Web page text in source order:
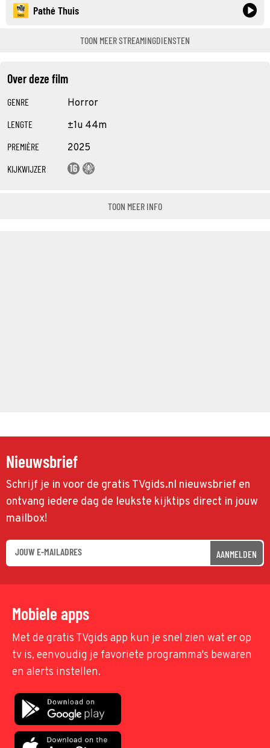
Over deze film
GENRE Horror
LENGTE ±1u 44m
PREMIÈRE 2025
KIJKWIJZER
TOON MEER INFO
Pathé Thuis
TOON MEER STREAMINGDIENSTEN
Nieuwsbrief
Schrijf je in voor de gratis TVgids.nl nieuwsbrief en
ontvang iedere dag de leukste kijktips direct in jouw
mailbox!
AANMELDEN
Mobiele apps
Met de gratis TVgids app kun je snel zien wat er op
tv is, eenvoudig je favoriete programma's bewaren
en alerts instellen.